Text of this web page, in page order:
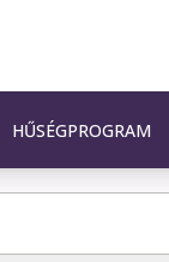
HŰSÉGPROGRAM